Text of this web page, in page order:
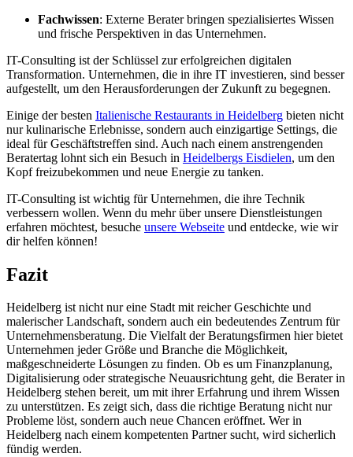
Fachwissen: Externe Berater bringen spezialisiertes Wissen
und frische Perspektiven in das Unternehmen.
IT-Consulting ist der Schlüssel zur erfolgreichen digitalen
Transformation. Unternehmen, die in ihre IT investieren, sind besser
aufgestellt, um den Herausforderungen der Zukunft zu begegnen.
Einige der besten Italienische Restaurants in Heidelberg bieten nicht
nur kulinarische Erlebnisse, sondern auch einzigartige Settings, die
ideal für Geschäftstreffen sind. Auch nach einem anstrengenden
Beratertag lohnt sich ein Besuch in Heidelbergs Eisdielen, um den
Kopf freizubekommen und neue Energie zu tanken.
IT-Consulting ist wichtig für Unternehmen, die ihre Technik
verbessern wollen. Wenn du mehr über unsere Dienstleistungen
erfahren möchtest, besuche unsere Webseite und entdecke, wie wir
dir helfen können!
Fazit
Heidelberg ist nicht nur eine Stadt mit reicher Geschichte und
malerischer Landschaft, sondern auch ein bedeutendes Zentrum für
Unternehmensberatung. Die Vielfalt der Beratungsfirmen hier bietet
Unternehmen jeder Größe und Branche die Möglichkeit,
maßgeschneiderte Lösungen zu finden. Ob es um Finanzplanung,
Digitalisierung oder strategische Neuausrichtung geht, die Berater in
Heidelberg stehen bereit, um mit ihrer Erfahrung und ihrem Wissen
zu unterstützen. Es zeigt sich, dass die richtige Beratung nicht nur
Probleme löst, sondern auch neue Chancen eröffnet. Wer in
Heidelberg nach einem kompetenten Partner sucht, wird sicherlich
fündig werden.